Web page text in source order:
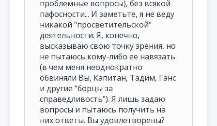
проблемные вопросы), без всякой
пафосности... И заметьте, я не веду
никакой "просветительской"
деятельности. Я, конечно,
высказываю свою точку зрения, но
не пытаюсь кому-либо ее навязать
(в чем меня неоднократно
обвиняли Вы, Капитан, Тадим, Ганс
и другие "борцы за
справедливость"). Я лишь задаю
вопросы и пытаюсь получить на
них ответы. Вы удовлетворены?